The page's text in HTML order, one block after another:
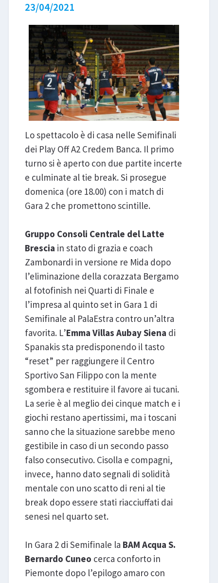
23/04/2021
Lo spettacolo è di casa nelle Semifinali
dei Play Off A2 Credem Banca. Il primo
turno si è aperto con due partite incerte
e culminate al tie break. Si prosegue
domenica (ore 18.00) con i match di
Gara 2 che promettono scintille.
Gruppo Consoli Centrale del Latte
Brescia in stato di grazia e coach
Zambonardi in versione re Mida dopo
l’eliminazione della corazzata Bergamo
al fotofinish nei Quarti di Finale e
l’impresa al quinto set in Gara 1 di
Semifinale al PalaEstra contro un’altra
favorita. L’Emma Villas AubaySiena di
Spanakis sta predisponendo il tasto
“reset” per raggiungere il Centro
Sportivo San Filippo con la mente
sgombera e restituire il favore ai tucani.
La serie è al meglio dei cinque match e i
giochi restano apertissimi, ma i toscani
sanno che la situazione sarebbe meno
gestibile in caso di un secondo passo
falso consecutivo. Cisolla e compagni,
invece, hanno dato segnali di solidità
mentale con uno scatto di reni al tie
break dopo essere stati riacciuffati dai
senesi nel quarto set.
In Gara 2 di Semifinale la BAM Acqua S.
Bernardo Cuneo cerca conforto in
Piemonte dopo l’epilogo amaro con